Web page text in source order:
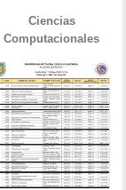
Ciencias
Computacionales